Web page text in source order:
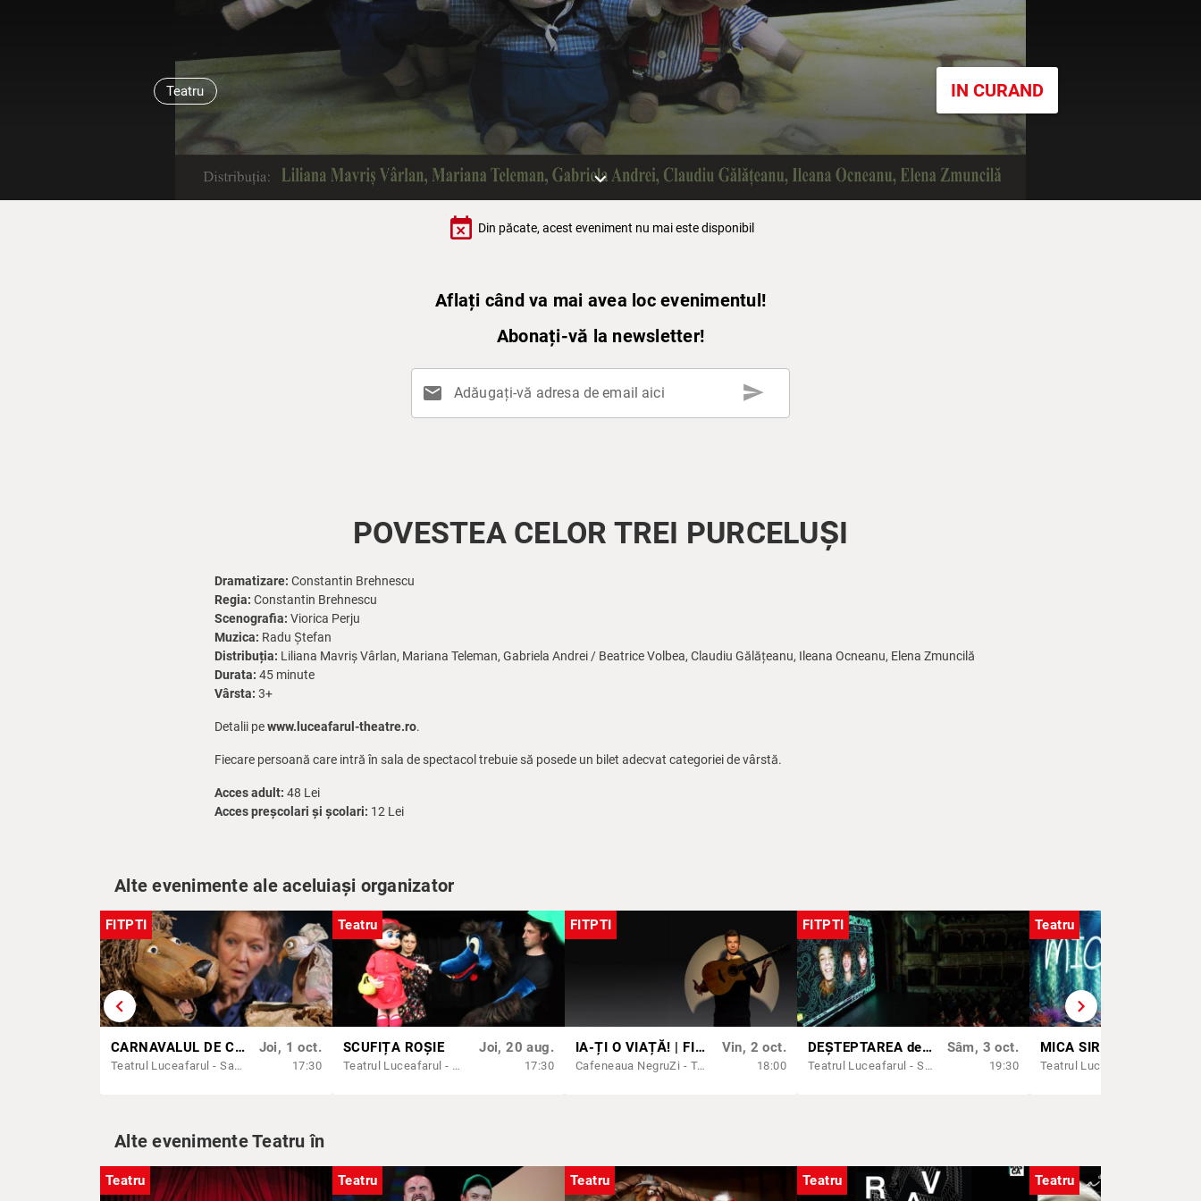
Teatru IN CURAND
keyboard_arrow_down
event_busy Din păcate, acest eveniment nu mai este disponibil
Aflați când va mai avea loc evenimentul!
Abonați-vă la newsletter!
mail Adăugați-vă adresa de email aici send
POVESTEA CELOR TREI PURCELUȘI
Dramatizare: Constantin Brehnescu
Regia: Constantin Brehnescu
Scenografia: Viorica Perju
Muzica: Radu Ștefan
Distribuția: Liliana Mavriș Vârlan, Mariana Teleman, Gabriela Andrei / Beatrice Volbea, Claudiu Gălățeanu, Ileana Ocneanu, Elena Zmuncilă
Durata: 45 minute
Vârsta: 3+
Detalii pewww.luceafarul-theatre.ro.
Fiecare persoană care intră în sala de spectacol trebuie să posede un bilet adecvat categoriei de vârstă.
Acces adult: 48 Lei
Acces preșcolari și școlari: 12 Lei
Alte evenimente ale aceluiași organizator
chevron_left
FITPTI
CARNAVALUL DE CARTON | FITPTI 2026
Teatrul Luceafarul - Sala Mică
Joi, 1 oct.
17:30
Teatru
SCUFIȚA ROȘIE
Teatrul Luceafarul - Sala Mică
Joi, 20 aug.
17:30
FITPTI
IA-ȚI O VIAȚĂ! | FITPTI 2026
Cafeneaua NegruZi - Teatrul Luceafarul
Vin, 2 oct.
18:00
FITPTI
DEȘTEPTAREA de Doru Vatavului | FITPTI 2026
Teatrul Luceafarul - Sala Mare
Sâm, 3 oct.
19:30
Teatru
MICA SIRENĂ
chevron_right
Alte evenimente Teatru în
Teatru Teatru Teatru Teatru Teatru